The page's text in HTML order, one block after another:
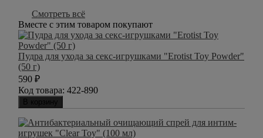
Смотреть всё
Вместе с этим товаром покупают
Пудра для ухода за секс-игрушками "Erotist Toy Powder"
(50 г)
590 ₽
Код товара: 422-890
В корзину